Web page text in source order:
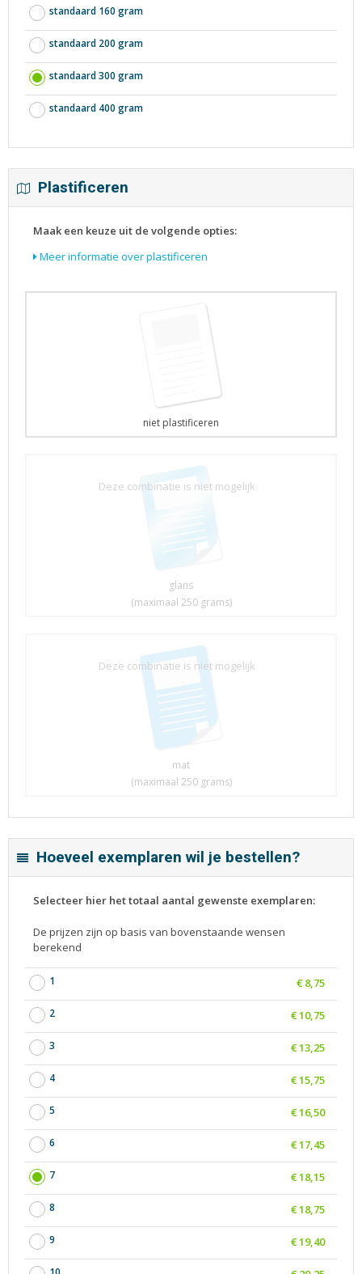
standaard 160 gram
standaard 200 gram
standaard 300 gram
standaard 400 gram
Plastificeren
Maak een keuze uit de volgende opties:
Meer informatie over plastificeren
niet plastificeren
glans
(maximaal 250 grams)
Deze combinatie is niet mogelijk
mat
(maximaal 250 grams)
Deze combinatie is niet mogelijk
Hoeveel exemplaren wil je bestellen?
Selecteer hier het totaal aantal gewenste exemplaren:
De prijzen zijn op basis van bovenstaande wensen
berekend
1
2
3
4
5
6
7
8
9
€ 8,75
€ 10,75
€ 13,25
€ 15,75
€ 16,50
€ 17,45
€ 18,15
€ 18,75
€ 19,40